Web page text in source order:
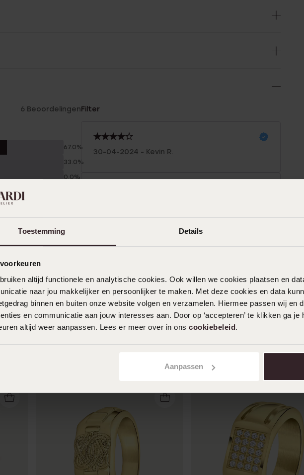
Toestemming Details
altijd functionele en analytische cookies. Ook willen we cookies plaatsen en
naar jou makkelijker en persoonlijker te maken. Met deze cookies en data
binnen en buiten onze website volgen en verzamelen. Hiermee passen wij en
en communicatie aan jouw interesses aan. Door op ‘accepteren’ te klikken ga
altijd weer aanpassen. Lees er meer over in ons cookiebeleid.
Aanpassen
6 Beoordelingen
67.0%
33.0%
0.0%
van
Filter
30-04-2024 - Kevin R.
Toon meer
jou